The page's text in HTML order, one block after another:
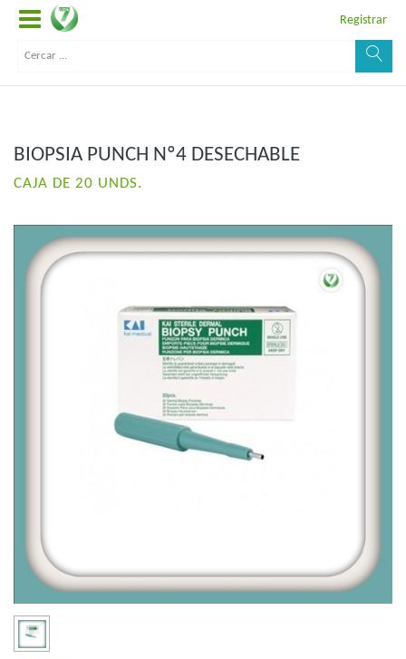
Registrar
BIOPSIA PUNCH Nº4 DESECHABLE
CAJA DE 20 UNDS.